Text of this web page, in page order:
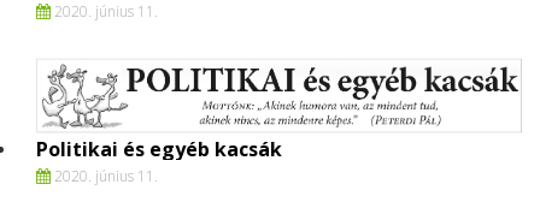
2020. június 11.
Politikai és egyéb kacsák
2020. június 11.